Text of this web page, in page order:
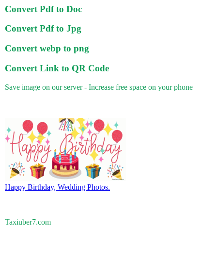
Convert Pdf to Doc
Convert Pdf to Jpg
Convert webp to png
Convert Link to QR Code
Save image on our server - Increase free space on your phone
Happy Birthday, Wedding Photos.
Taxiuber7.com